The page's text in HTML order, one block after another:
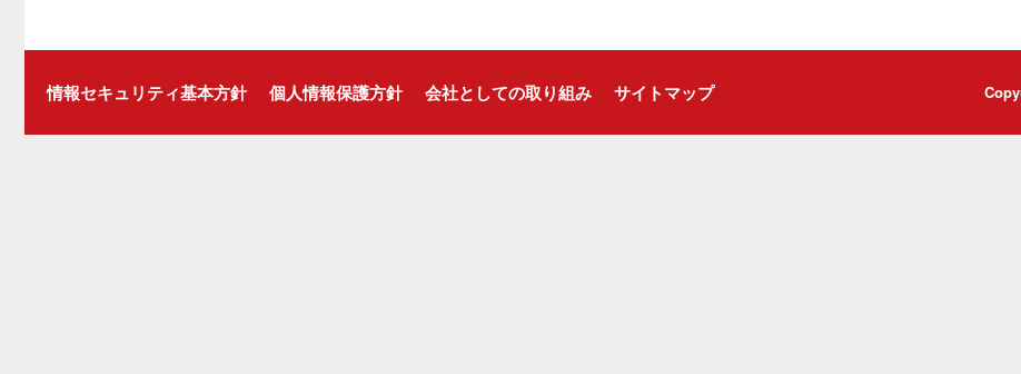
情報セキュリティ基本方針 個人情報保護方針 会社としての取り組み サイトマップ